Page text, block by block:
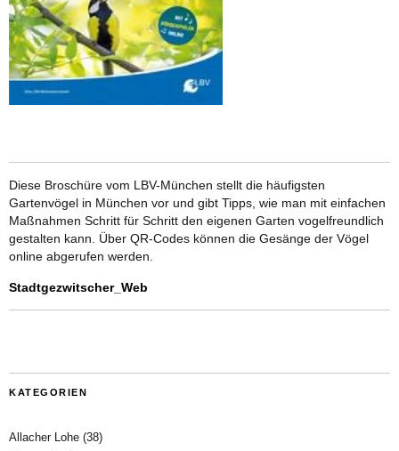
Diese Broschüre vom LBV-München stellt die häufigsten
Gartenvögel in München vor und gibt Tipps, wie man mit einfachen
Maßnahmen Schritt für Schritt den eigenen Garten vogelfreundlich
gestalten kann. Über QR-Codes können die Gesänge der Vögel
online abgerufen werden.
Stadtgezwitscher_Web
KATEGORIEN
Allacher Lohe (38)